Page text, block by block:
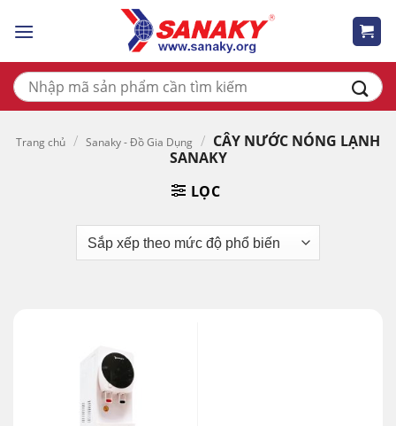
Tìm
kiếm:
Trang chủ / Sanaky - Đồ Gia Dụng / CÂY NƯỚC NÓNG LẠNH
SANAKY
LỌC